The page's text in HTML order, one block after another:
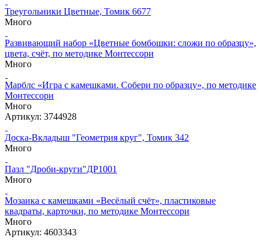
Треугольники Цветные, Томик 6677
Много
Развивающий набор «Цветные бомбошки: сложи по образцу»,
цвета, счёт, по методике Монтессори
Много
Марблс «Игра с камешками. Собери по образцу», по методике
Монтессори
Много
Артикул: 3744928
Доска-Вкладыш "Геометрия круг", Томик 342
Много
Пазл "Дроби-круги"ДР1001
Много
Мозаика с камешками «Весёлый счёт», пластиковые
квадраты, карточки, по методике Монтессори
Много
Артикул: 4603343